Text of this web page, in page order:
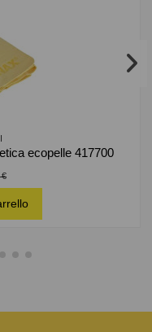
ecopelle 417700
€